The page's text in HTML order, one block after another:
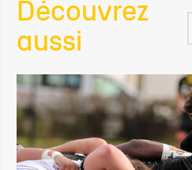
Découvrez
aussi